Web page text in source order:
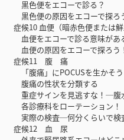
黒色便をエコーで診る？
黒色便の原因をエコーで探ろ
症候10 血便（暗赤色便または鮮
血便をエコーで診る意味があ
血便の原因をエコーで探ろう
症候11 腹 痛
「腹痛」にPOCUSを生かそう
腹痛の性状を分類する
重症サインを見逃すな！─腹
各診療科をローテーション！
実際の検査─何分くらいで検
症候12 血 尿